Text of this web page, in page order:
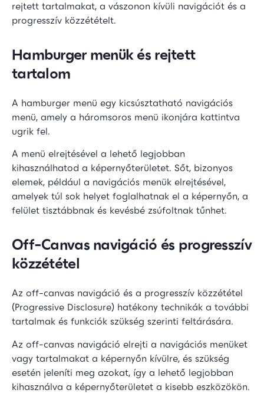
rejtett tartalmakat, a vászonon kívüli navigációt és a
progresszív közzétételt.
Hamburger menük és rejtett
tartalom
A hamburger menü egy kicsúsztatható navigációs
menü, amely a háromsoros menü ikonjára kattintva
ugrik fel.
A menü elrejtésével a lehető legjobban
kihasználhatod a képernyőterületet. Sőt, bizonyos
elemek, például a navigációs menük elrejtésével,
amelyek túl sok helyet foglalhatnak el a képernyőn, a
felület tisztábbnak és kevésbé zsúfoltnak tűnhet.
Off-Canvas navigáció és progresszív
közzététel
Az off-canvas navigáció és a progresszív közzététel
(Progressive Disclosure) hatékony technikák a további
tartalmak és funkciók szükség szerinti feltárására.
Az off-canvas navigáció elrejti a navigációs menüket
vagy tartalmakat a képernyőn kívülre, és szükség
esetén jeleníti meg azokat, így a lehető legjobban
kihasználva a képernyőterületet a kisebb eszközökön.